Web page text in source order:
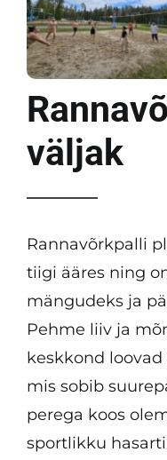
väljak
Rannavõrkpalli
tiigi ääres ning
mängudeks ja
Pehme liiv ja
keskkond
mis sobib
perega koos
sportlikku